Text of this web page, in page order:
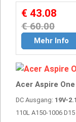
€ 43.08
€ 60.00
Mehr Info
Acer Aspire
DC Ausgang: 19V-
110L A150-1006 D15